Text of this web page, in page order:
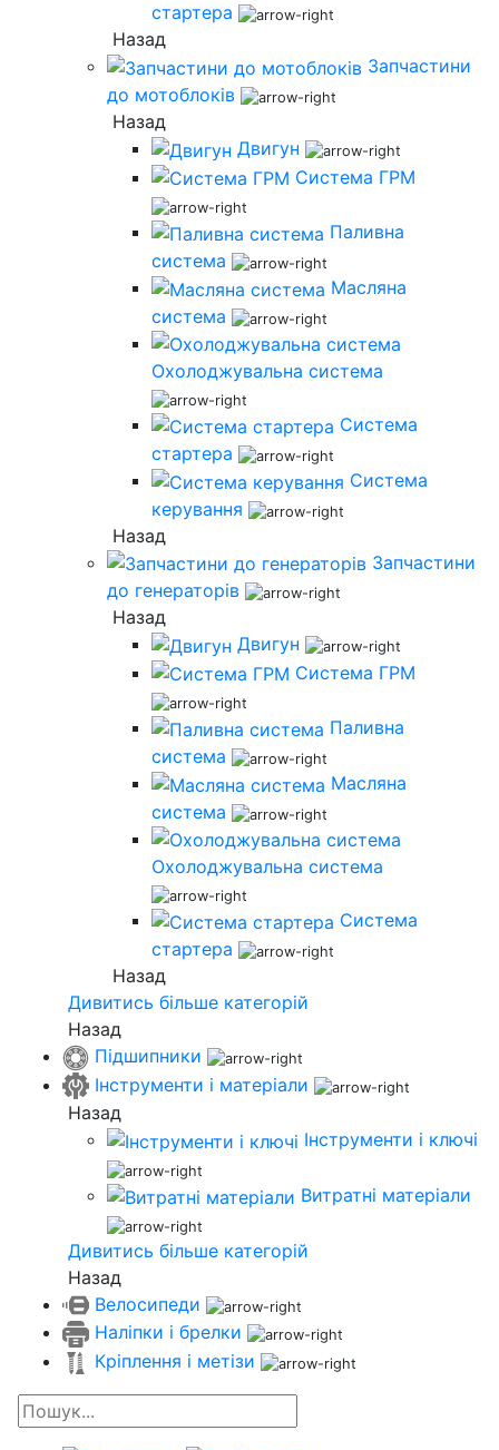
стартера
Назад
Запчастини
до мотоблоків
Назад
Двигун
Система ГРМ
Паливна
система
Масляна
система
Охолоджувальна система
Система
стартера
Система
керування
Назад
Запчастини
до генераторів
Назад
Двигун
Система ГРМ
Паливна
система
Масляна
система
Охолоджувальна система
Система
стартера
Назад
Дивитись більше категорій
Назад
Підшипники
Інструменти і матеріали
Назад
Інструменти і ключі
Витратні матеріали
Дивитись більше категорій
Назад
Велосипеди
Наліпки і брелки
Кріплення і метізи